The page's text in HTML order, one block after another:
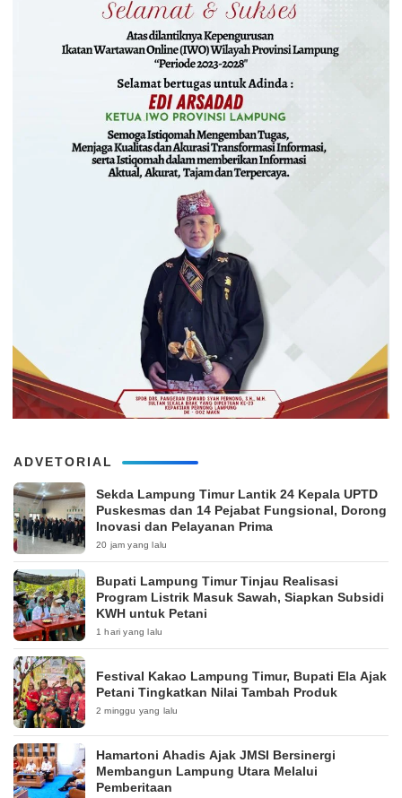
ADVETORIAL
‎Sekda Lampung Timur Lantik 24 Kepala UPTD
Puskesmas dan 14 Pejabat Fungsional, Dorong
Inovasi dan Pelayanan Prima
20 jam yang lalu
Bupati Lampung Timur Tinjau Realisasi
Program Listrik Masuk Sawah, Siapkan Subsidi
KWH untuk Petani
1 hari yang lalu
‎Festival Kakao Lampung Timur, Bupati Ela Ajak
Petani Tingkatkan Nilai Tambah Produk
2 minggu yang lalu
Hamartoni Ahadis Ajak JMSI Bersinergi
Membangun Lampung Utara Melalui
Pemberitaan